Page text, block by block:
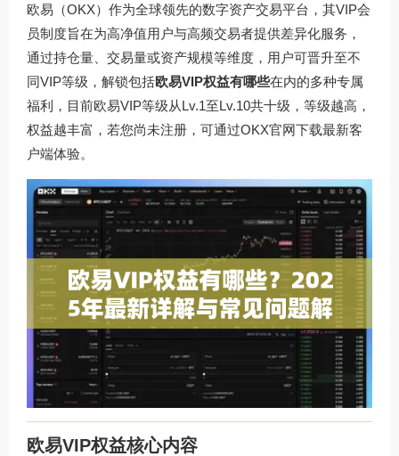
欧易（OKX）作为全球领先的数字资产交易平台，其VIP会
员制度旨在为高净值用户与高频交易者提供差异化服务，
通过持仓量、交易量或资产规模等维度，用户可晋升至不
同VIP等级，解锁包括欧易VIP权益有哪些在内的多种专属
福利，目前欧易VIP等级从Lv.1至Lv.10共十级，等级越高，
权益越丰富，若您尚未注册，可通过OKX官网下载最新客
户端体验。
欧易VIP权益核心内容